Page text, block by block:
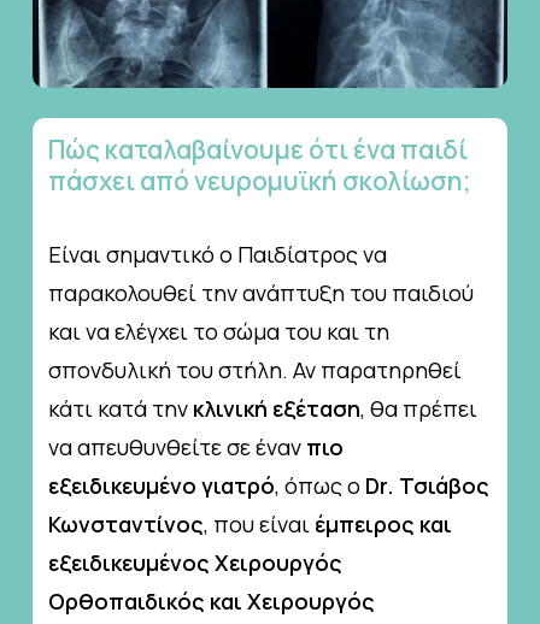
Πώς καταλαβαίνουμεότιένα παιδί
πάσχειαπόνευρομυϊκή σκολίωση;
Είναι σημαντικό ο Παιδίατρος να
παρακολουθεί την ανάπτυξη του παιδιού
και να ελέγχει το σώμα του και τη
σπονδυλική του στήλη. Αν παρατηρηθεί
κάτι κατά την κλινική εξέταση, θα πρέπει
να απευθυνθείτε σε έναν πιο
εξειδικευμένο γιατρό, όπως ο Dr. Τσιάβος
Κωνσταντίνος, που είναι έμπειρος και
εξειδικευμένος Χειρουργός
Ορθοπαιδικός και Χειρουργός